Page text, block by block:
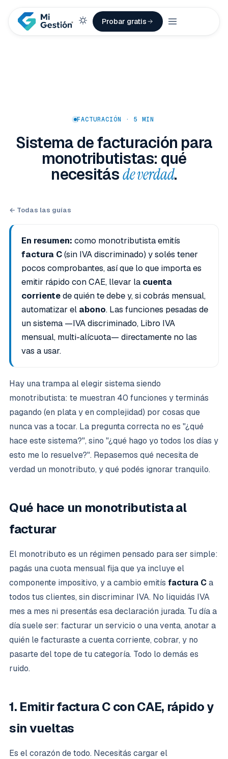
Probar gratis
FACTURACIÓN · 5 MIN
Sistema de facturación para
monotributistas: qué
necesitásde verdad.
← Todas las guías
En resumen: como monotributista emitís
factura C(sin IVA discriminado) y solés tener
pocos comprobantes, así que lo que importa es
emitir rápido con CAE, llevar la cuenta
corrientede quién te debe y, si cobrás mensual,
automatizar el abono. Las funciones pesadas de
un sistema —IVA discriminado, Libro IVA
mensual, multi-alícuota— directamente no las
vas a usar.
Hay una trampa al elegir sistema siendo
monotributista: te muestran 40 funciones y terminás
pagando (en plata y en complejidad) por cosas que
nunca vas a tocar. La pregunta correcta no es "¿qué
hace este sistema?", sino "¿qué hago yo todos los días y
esto me lo resuelve?". Repasemos qué necesita de
verdad un monotributo, y qué podés ignorar tranquilo.
Qué hace un monotributista al
facturar
El monotributo es un régimen pensado para ser simple:
pagás una cuota mensual fija que ya incluye el
componente impositivo, y a cambio emitís factura Ca
todos tus clientes, sin discriminar IVA. No liquidás IVA
mes a mes ni presentás esa declaración jurada. Tu día a
día suele ser: facturar un servicio o una venta, anotar a
quién le facturaste a cuenta corriente, cobrar, y no
pasarte del tope de tu categoría. Todo lo demás es
ruido.
1. Emitir factura C con CAE, rápido y
sin vueltas
Es el corazón de todo. Necesitás cargar el